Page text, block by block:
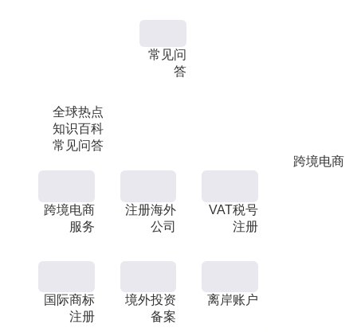
全球热点
知识百科
常见问答
常见问
答
跨境电商
跨境电商
服务
注册海外
公司
VAT税号
注册
国际商标
注册
境外投资
备案
离岸账户